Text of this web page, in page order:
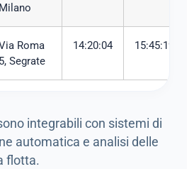
Milano
Roma
5, Segrate
14:20:04 15:45:19
integrabili con sistemi di
automatica e analisi delle
flotta.